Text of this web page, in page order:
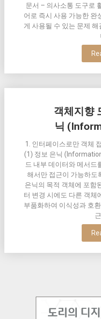
문서 – 의사소통 도구로
어로 즉시 사용 가능한 완
게 사용될 수 있는 문제
객체지향
닉
1. 인터페이스로만 객체
(1) 정보 은닉
드 내부 데이터와 메서드
해서만 접근이 가능하도
은닉의 목적 객체에 포함
터 변경 시에도 다른 객체
부품화하여 이식성과 호